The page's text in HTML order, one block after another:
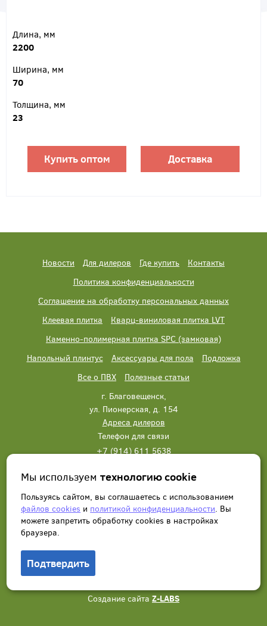
Длина, мм
2200
Ширина, мм
70
Толщина, мм
23
Купить оптом Доставка
Новости Для дилеров Где купить
Контакты
Политика конфиденциальности
Соглашение на обработку персональных данных
Клеевая плитка
Кварц-виниловая плитка LVT
Каменно-полимерная плитка SPC (замковая)
Напольный плинтус
Аксессуары для пола
Подложка
Все о ПВХ
Полезные статьи
г. Благовещенск,
ул. Пионерская, д. 154
Адреса дилеров
Телефон для связи
+7 (914) 611 5638
Написать нам Заказать звонок
Создание сайта Z-LABS
Мы используемтехнологию cookie
Пользуясь сайтом, вы соглашаетесь с использованием
файлов cookies и политикой конфиденциальности. Вы
можете запретить обработку сookies в настройках
браузера.
Подтвердить